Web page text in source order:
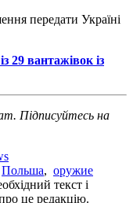
передати Україні
29 вантажівок із
Підписуйтесь на
Польша, оружие
текст і
це редакцію.